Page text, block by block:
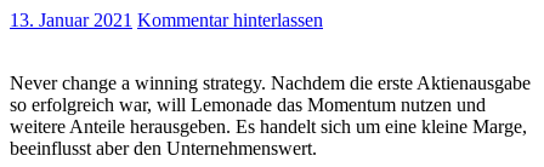
13. Januar 2021 Kommentar hinterlassen
Never change a winning strategy. Nachdem die erste Aktienausgabe
so erfolgreich war, will Lemonade das Momentum nutzen und
weitere Anteile herausgeben. Es handelt sich um eine kleine Marge,
beeinflusst aber den Unternehmenswert.